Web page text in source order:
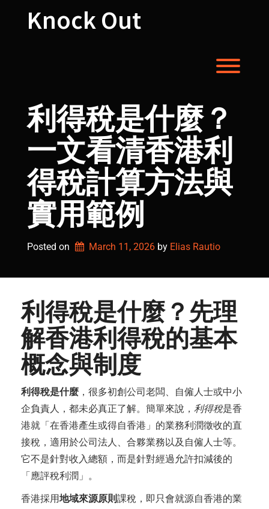
Knock Out
利得稅是什麼？
一文看清香港利
得稅計算方法與
實用範例
Posted on March 11, 2026 by Elias Rautio
利得稅是什麼？先理
解香港利得稅的基本
概念與制度
利得稅是什麼 ，很多初創公司老闆、自僱人士或中小
企負責人，都未必真正了解。簡單來說， 利得稅是香
港就「在香港產生或得自香港」的業務利潤徵收的直
接稅，適用於公司法人、合夥業務以及自僱人士等。
它不是針對收入總額，而是針對經過允許扣減後的
「應評稅利潤」。
香港採用地域來源原則課稅，即只會就源自香港的業